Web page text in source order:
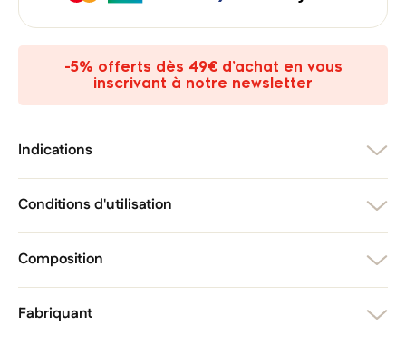
-5% offerts dès 49€ d’achat en vous
inscrivant à notre newsletter
Indications
Conditions d'utilisation
Composition
Fabriquant
×
Créer une nouvelle liste
Nom de la liste d'envies
Vous devez être connecté pour ajouter des produits à votre
liste d'envies.